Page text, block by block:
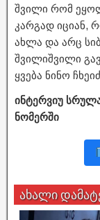
შვილი რომ
კარგად იციან,
ახლა და არც
შვილიშვილი
ყვება ნინო
ინტერვიუ
ნომერში
ახალი